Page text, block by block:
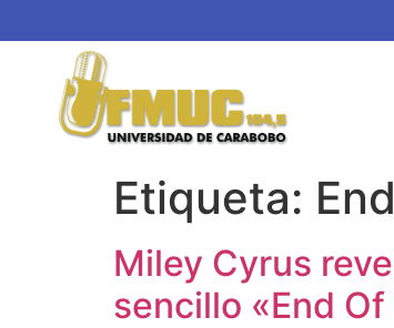
Etiqueta:
Miley Cyrus
sencillo «End